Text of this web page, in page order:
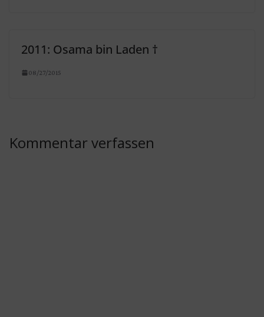
2011: Osama bin Laden †
08/27/2015
Kommentar verfassen